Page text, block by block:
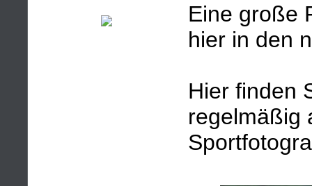
Eine große
hier in den
Hier finden
regelmäßig